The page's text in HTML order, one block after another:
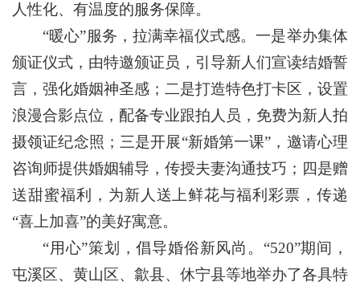
人性化、有温度的服务保障。
“暖心”服务，拉满幸福仪式感。一是举办集体
颁证仪式，由特邀颁证员，引导新人们宣读结婚誓
言，强化婚姻神圣感；二是打造特色打卡区，设置
浪漫合影点位，配备专业跟拍人员，免费为新人拍
摄领证纪念照；三是开展“新婚第一课”，邀请心理
咨询师提供婚姻辅导，传授夫妻沟通技巧；四是赠
送甜蜜福利，为新人送上鲜花与福利彩票，传递
“喜上加喜”的美好寓意。
“用心”策划，倡导婚俗新风尚。“520”期间，
屯溪区、黄山区、歙县、休宁县等地举办了各具特